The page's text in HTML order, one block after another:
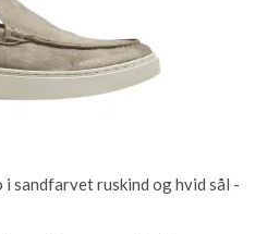
sandfarvet ruskind og hvid sål -